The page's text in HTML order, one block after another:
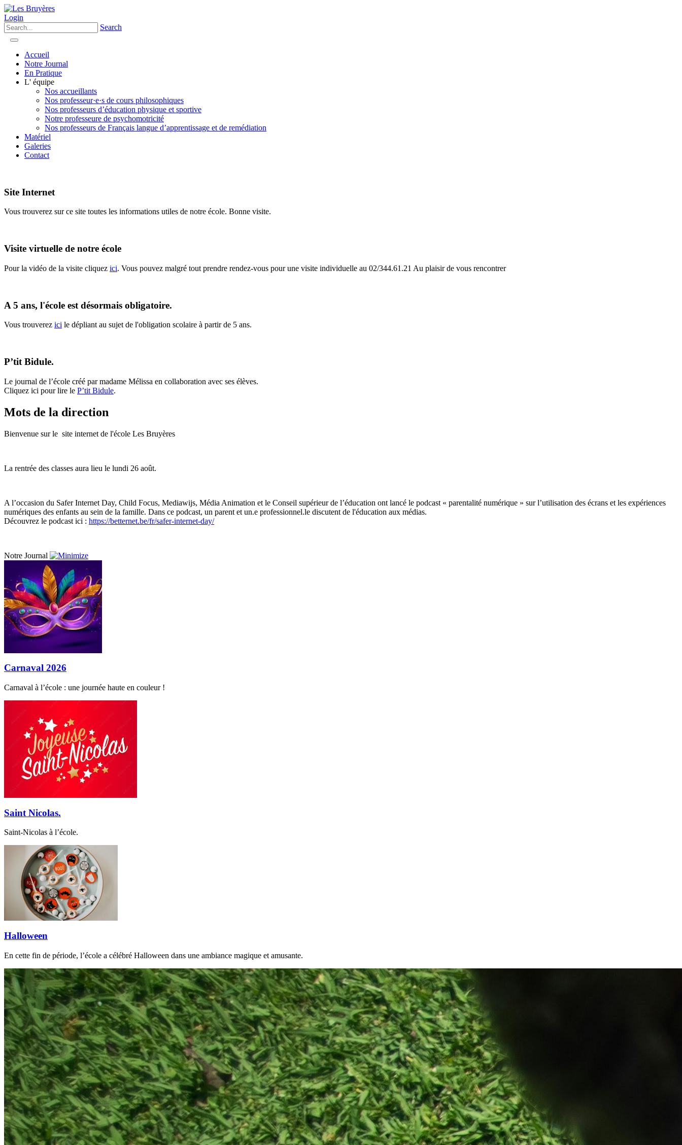
Login
Search
Accueil
Notre Journal
En Pratique
L' équipe
Nos accueillants
Nos professeur·e·s de cours philosophiques
Nos professeurs d’éducation physique et sportive
Notre professeure de psychomotricité
Nos professeurs de Français langue d’apprentissage et de remédiation
Matériel
Galeries
Contact
Site Internet
Vous trouverez sur ce site toutes les informations utiles de notre école. Bonne visite.
Visite virtuelle de notre école
Pour la vidéo de la visite cliquez ici. Vous pouvez malgré tout prendre rendez-vous pour une visite individuelle au 02/344.61.21 Au plaisir de vous rencontrer
A 5 ans, l'école est désormais obligatoire.
Vous trouverez ici le dépliant au sujet de l'obligation scolaire à partir de 5 ans.
P’tit Bidule.
Le journal de l’école créé par madame Mélissa en collaboration avec ses élèves.
Cliquez ici pour lire le P’tit Bidule.
Mots de la direction
Bienvenue sur le site internet de l'école Les Bruyères
La rentrée des classes aura lieu le lundi 26 août.
A l’occasion du Safer Internet Day, Child Focus, Mediawijs, Média Animation et le Conseil supérieur de l’éducation ont lancé le podcast « parentalité numérique » sur l’utilisation des écrans et les expériences
numériques des enfants au sein de la famille. Dans ce podcast, un parent et un.e professionnel.le discutent de l'éducation aux médias.
Découvrez le podcast ici : https://betternet.be/fr/safer-internet-day/
Notre Journal
Carnaval 2026
Carnaval à l’école : une journée haute en couleur !
Saint Nicolas.
Saint-Nicolas à l’école.
Halloween
En cette fin de période, l’école a célébré Halloween dans une ambiance magique et amusante.